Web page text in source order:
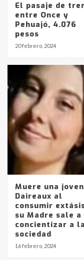
El pasaje de
entre Once y
Pehuajó, 4.076
pesos
20 febrero, 2024
Muere una
Daireaux al
consumir
su Madre sale a
concientizar a la
sociedad
16 febrero, 2024
en la
4
joven
Los
La
entre
6
La
con